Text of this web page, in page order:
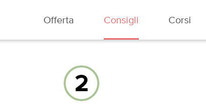
Offerta Consigli Corsi
2